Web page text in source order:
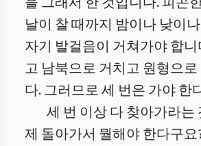
날이 찰 때까지 밤이나 낮이
자기 발걸음이 거쳐가야 합
고 남북으로 거치고 원형으로
다. 그러므로 세 번은 가야 한
세 번 이상 다 찾아가라는
제 돌아가서 뭘해야 한다구